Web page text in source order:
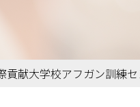
献大学校アフガン訓練セ